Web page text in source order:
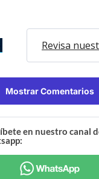
Revisa
Mostrar Comentarios
en nuestro canal